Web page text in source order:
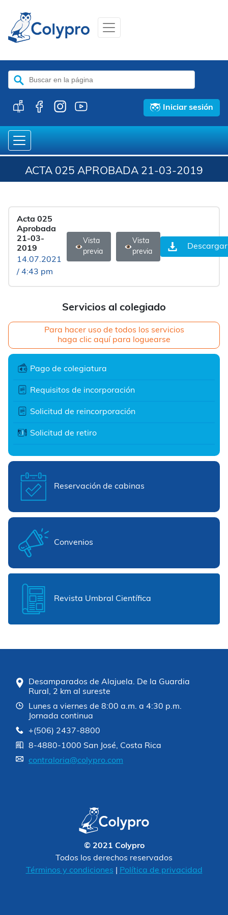
Buscar:
Iniciar sesión
ACTA 025 APROBADA 21-03-2019
Servicios al colegiado
Para hacer uso de todos los servicios
haga clic aquí para loguearse
Pago de colegiatura
Requisitos de incorporación
Solicitud de reincorporación
Solicitud de retiro
Reservación de cabinas
Convenios
Revista Umbral Científica
Acta 025
Aprobada
21-03-
2019
14.07.2021
/ 4:43 pm
Vista
previa
Vista
previa
Descargar
Desamparados de Alajuela. De la Guardia
Rural, 2 km al sureste
Lunes a viernes de 8:00 a.m. a 4:30 p.m.
Jornada continua
+(506) 2437-8800
8-4880-1000 San José, Costa Rica
contraloria@colypro.com
© 2021 Colypro
Todos los derechos reservados
Términos y condiciones
Política de privacidad